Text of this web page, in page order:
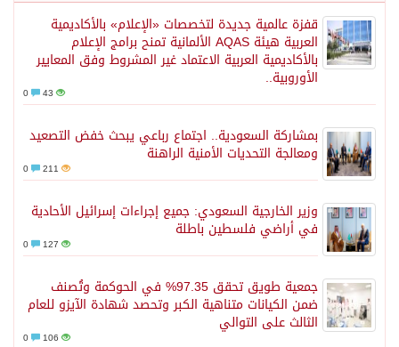
قفزة عالمية جديدة لتخصصات «الإعلام» بالأكاديمية
العربية هيئة AQAS الألمانية تمنح برامج الإعلام
بالأكاديمية العربية الاعتماد غير المشروط وفق المعايير
الأوروبية..
43
بمشاركة السعودية.. اجتماع رباعي يبحث خفض التصعيد
ومعالجة التحديات الأمنية الراهنة
211
وزير الخارجية السعودي: جميع إجراءات إسرائيل الأحادية
في أراضي فلسطين باطلة
127
جمعية طويق تحقق 97.35% في الحوكمة وتُصنف
ضمن الكيانات متناهية الكبر وتحصد شهادة الآيزو للعام
الثالث على التوالي
106